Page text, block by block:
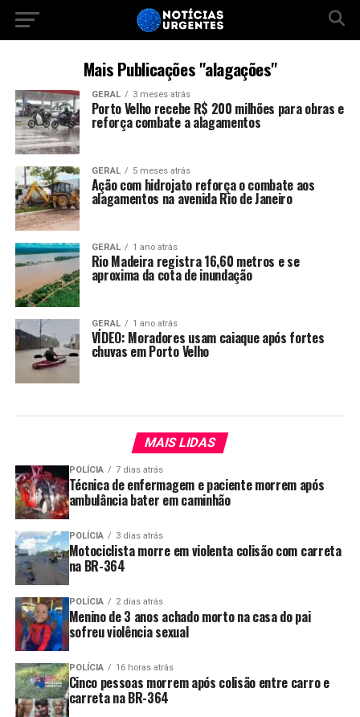
Mais Publicações "alagações"
GERAL 3 meses atrás
Porto Velho recebe R$ 200 milhões para obras e
reforça combate a alagamentos
GERAL 5 meses atrás
Ação com hidrojato reforça o combate aos
alagamentos na avenida Rio de Janeiro
GERAL 1 ano atrás
Rio Madeira registra 16,60 metros e se
aproxima da cota de inundação
GERAL 1 ano atrás
VÍDEO: Moradores usam caiaque após fortes
chuvas em Porto Velho
MAIS LIDAS
POLÍCIA 7 dias atrás
Técnica de enfermagem e paciente morrem após
ambulância bater em caminhão
POLÍCIA 3 dias atrás
Motociclista morre em violenta colisão com carreta
na BR-364
POLÍCIA 2 dias atrás
Menino de 3 anos achado morto na casa do pai
sofreu violência sexual
POLÍCIA 16 horas atrás
Cinco pessoas morrem após colisão entre carro e
carreta na BR-364